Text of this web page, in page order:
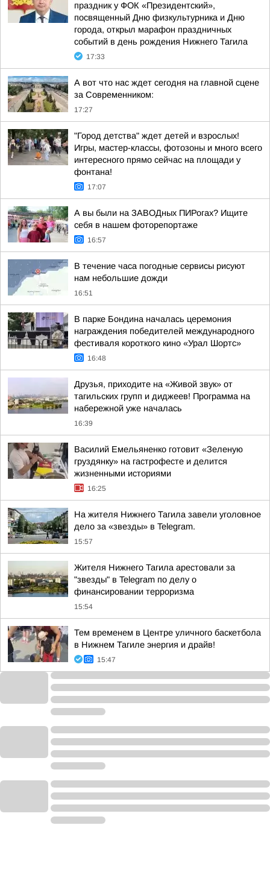
праздник у ФОК «Президентский»,
посвященный Дню физкультурника и Дню
города, открыл марафон праздничных
событий в день рождения Нижнего Тагила
17:33
А вот что нас ждет сегодня на главной сцене
за Современником:
17:27
"Город детства" ждет детей и взрослых!
Игры, мастер-классы, фотозоны и много всего
интересного прямо сейчас на площади у
фонтана!
17:07
А вы были на ЗАВОДных ПИРогах? Ищите
себя в нашем фоторепортаже
16:57
В течение часа погодные сервисы рисуют
нам небольшие дожди
16:51
В парке Бондина началась церемония
награждения победителей международного
фестиваля короткого кино «Урал Шортс»
16:48
Друзья, приходите на «Живой звук» от
тагильских групп и диджеев! Программа на
набережной уже началась
16:39
Василий Емельяненко готовит «Зеленую
груздянку» на гастрофесте и делится
жизненными историями
16:25
На жителя Нижнего Тагила завели уголовное
дело за «звезды» в Telegram.
15:57
Жителя Нижнего Тагила арестовали за
"звезды" в Telegram по делу о
финансировании терроризма
15:54
Тем временем в Центре уличного баскетбола
в Нижнем Тагиле энергия и драйв!
15:47